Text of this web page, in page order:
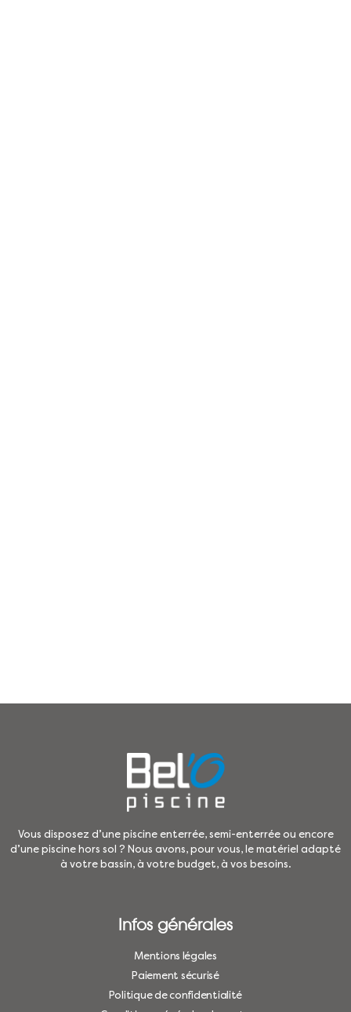
Vous disposez d’une piscine enterrée, semi-enterrée ou encore
d’une piscine hors sol ? Nous avons, pour vous, le matériel adapté
à votre bassin, à votre budget, à vos besoins.
Infos générales
Mentions légales
Paiement sécurisé
Politique de confidentialité